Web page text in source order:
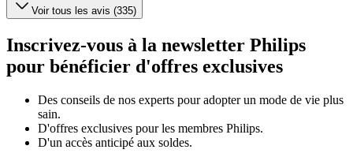
Voir tous les avis (335)
Inscrivez-vous à la newsletter Philips
pour bénéficier d'offres exclusives
Des conseils de nos experts pour adopter un mode de vie plus
sain.
D'offres exclusives pour les membres Philips.
D'un accès anticipé aux soldes.